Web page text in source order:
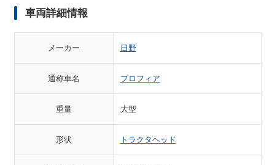
車両詳細情報
メーカー 日野
通称車名 プロフィア
重量 大型
形状 トラクタヘッド